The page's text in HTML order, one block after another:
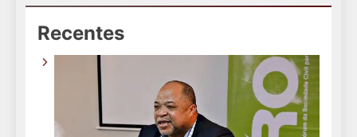
Recentes